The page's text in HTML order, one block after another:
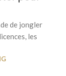
de jongler
les